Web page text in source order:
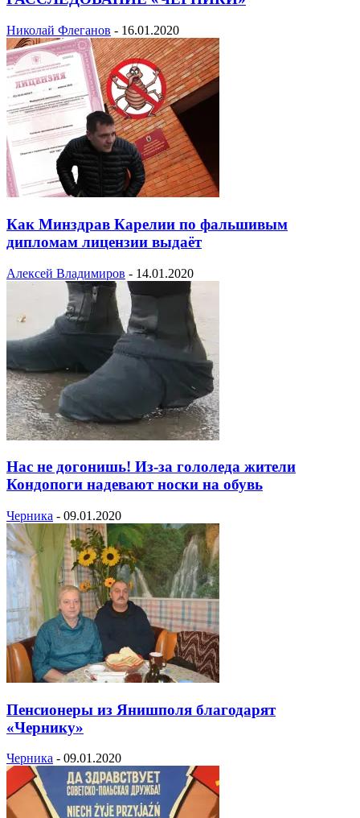
Николай Флеганов - 16.01.2020
Как Минздрав Карелии по фальшивым
дипломам лицензии выдаёт
Алексей Владимиров - 14.01.2020
Нас не догонишь! Из-за гололеда жители
Кондопоги надевают носки на обувь
Черника - 09.01.2020
Пенсионеры из Янишполя благодарят
«Чернику»
Черника - 09.01.2020